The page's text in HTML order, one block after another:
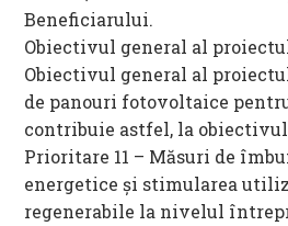
Beneficiarului.
Obiectivul general al
Obiectivul general al
de panouri fotovoltaice pentru
contribuie astfel, la
Prioritare 11 – Măsuri de
energetice și stimularea
regenerabile la nivelul